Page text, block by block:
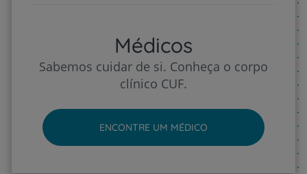
Médicos
Sabemos cuidar de si. Conheça o corpo
clínico CUF.
ENCONTRE UM MÉDICO